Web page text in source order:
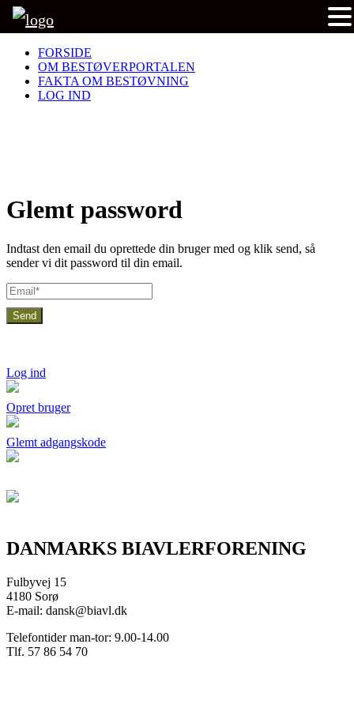
FORSIDE
OM BESTØVERPORTALEN
FAKTA OM BESTØVNING
LOG IND
Glemt password
Indtast den email du oprettede din bruger med og klik send, så
sender vi dit password til din email.
Send
Log ind
Opret bruger
Glemt adgangskode
DANMARKS BIAVLERFORENING
Fulbyvej 15
4180 Sorø
E-mail: dansk@biavl.dk
Telefontider man-tor: 9.00-14.00
Tlf. 57 86 54 70